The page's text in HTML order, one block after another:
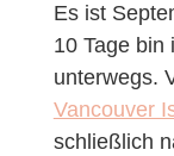
Es ist
10 Tage bin
unterwegs.
Vancouver
schließlich